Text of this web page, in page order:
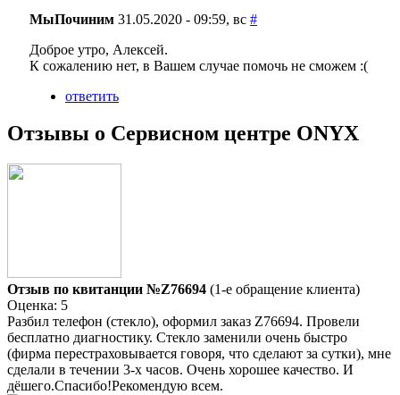
МыПочиним 31.05.2020 - 09:59, вс #
Доброе утро, Алексей.
К сожалению нет, в Вашем случае помочь не сможем :(
ответить
Отзывы о Сервисном центре ONYX
Отзыв по квитанции №Z76694 (1-е обращение клиента)
Оценка: 5
Разбил телефон (стекло), оформил заказ Z76694. Провели
бесплатно диагностику. Стекло заменили очень быстро
(фирма перестраховывается говоря, что сделают за сутки), мне
сделали в течении 3-х часов. Очень хорошее качество. И
дёшего.Спасибо!Рекомендую всем.